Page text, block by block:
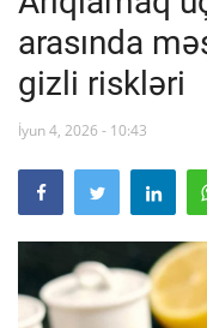
MALİYYƏ-BİZNES
Əlaqə
SƏNAYE-
CƏMİYYƏT
ENERGETİKA
arasında
gizli riskləri
İyun 4, 2026 - 10:43